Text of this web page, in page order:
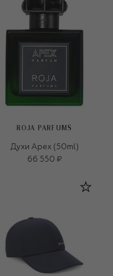
ROJA PARFUMS
Духи Apex (50ml)
66 550 ₽